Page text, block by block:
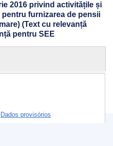
2016 privind activitățile și
furnizarea de pensii
(Text cu relevanță
pentru SEE
Dados provisórios
da União Europeia